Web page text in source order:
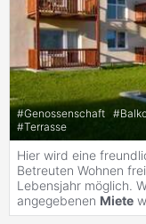
#Genossenschaft #
#Terrasse
Hier wird eine
Betreuten Wohnen
Lebensjahr möglich.
angegebenen Miete